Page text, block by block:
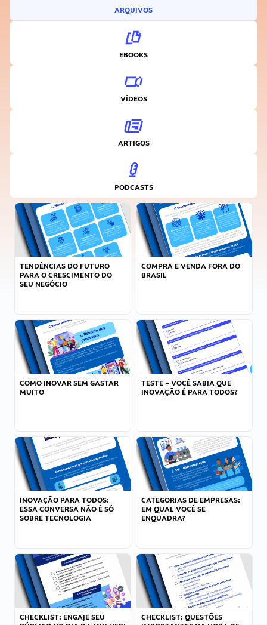
ARQUIVOS
EBOOKS
VÍDEOS
ARTIGOS
PODCASTS
TENDÊNCIAS DO FUTURO
PARA O CRESCIMENTO DO
SEU NEGÓCIO
COMPRA E VENDA FORA DO
BRASIL
COMO INOVAR SEM GASTAR
MUITO
TESTE – VOCÊ SABIA QUE
INOVAÇÃO É PARA TODOS?
INOVAÇÃO PARA TODOS:
ESSA CONVERSA NÃO É SÓ
SOBRE TECNOLOGIA
CATEGORIAS DE EMPRESAS:
EM QUAL VOCÊ SE
ENQUADRA?
CHECKLIST: ENGAJE SEU
CHECKLIST: QUESTÕES